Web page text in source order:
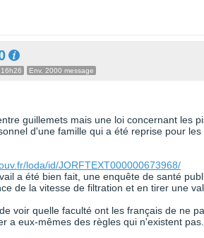
Env. 2000 message
guillemets mais une loi concernant les
d'une famille qui a été reprise pour
loda/id/JORFTEXT000000673968/
a été bien fait, une enquête de santé
de la vitesse de filtration et en tirer une
voir quelle faculté ont les français de ne
a eux-mêmes des règles qui n'existent pas.